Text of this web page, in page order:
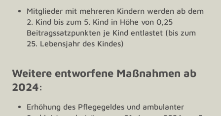
Mitglieder mit mehreren Kindern werden ab dem
2. Kind bis zum 5. Kind in Höhe von 0,25
Beitragssatzpunkten je Kind entlastet (bis zum
25. Lebensjahr des Kindes)
Weitere entworfene Maßnahmen ab
2024:
Erhöhung des Pflegegeldes und ambulanter